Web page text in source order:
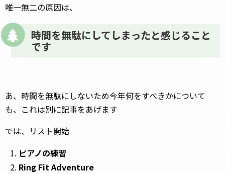
唯一無二の原因は、
時間を無駄にしてしまったと感じること
です
あ、時間を無駄にしないため今年何をすべきかについて
も、これは別に記事をあげます
では、リスト開始
ピアノの練習
Ring Fit Adventure